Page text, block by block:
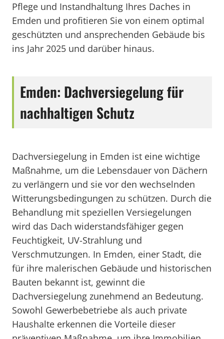
Pflege und Instandhaltung Ihres Daches in
Emden und profitieren Sie von einem optimal
geschützten und ansprechenden Gebäude bis
ins Jahr 2025 und darüber hinaus.
Emden: Dachversiegelung für
nachhaltigen Schutz
Dachversiegelung in Emden ist eine wichtige
Maßnahme, um die Lebensdauer von Dächern
zu verlängern und sie vor den wechselnden
Witterungsbedingungen zu schützen. Durch die
Behandlung mit speziellen Versiegelungen
wird das Dach widerstandsfähiger gegen
Feuchtigkeit, UV-Strahlung und
Verschmutzungen. In Emden, einer Stadt, die
für ihre malerischen Gebäude und historischen
Bauten bekannt ist, gewinnt die
Dachversiegelung zunehmend an Bedeutung.
Sowohl Gewerbebetriebe als auch private
Haushalte erkennen die Vorteile dieser